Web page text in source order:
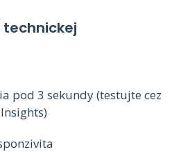
technickej
pod 3 sekundy (testujte cez